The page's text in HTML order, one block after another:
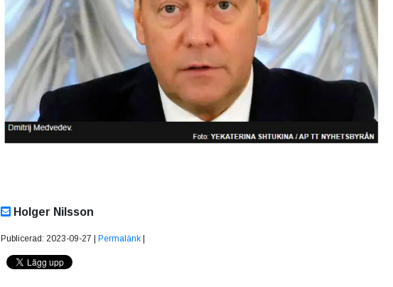
Holger Nilsson
Publicerad: 2023-09-27 | Permalänk |